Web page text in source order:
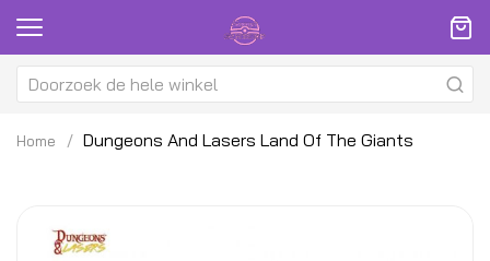
Home Dungeons And Lasers Land Of The Giants